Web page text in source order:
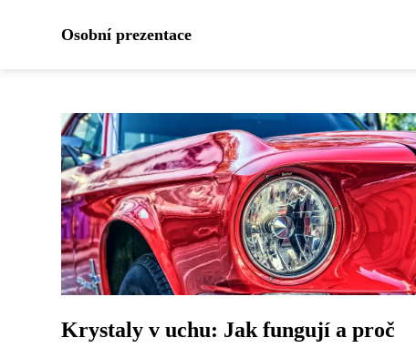
Osobní prezentace
Krystaly v uchu: Jak fungují a proč